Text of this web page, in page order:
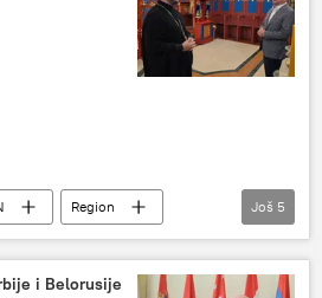
Region
Bosna i Hercegovina (BiH)
Društvo
Još 5
i Belorusije